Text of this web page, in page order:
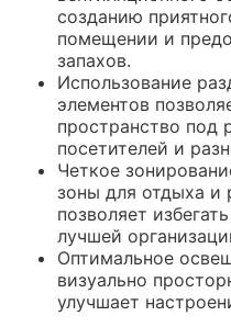
созданию
помещении и
запахов.
Использование
элементов
пространство под
посетителей и
Четкое
зоны для отдыха и
позволяет
лучшей
Оптимальное
визуально
улучшает